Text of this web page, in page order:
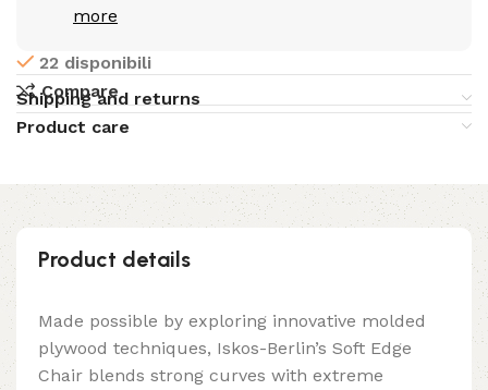
more
22 disponibili
Compare
Shipping and returns
Product care
Product details
Made possible by exploring innovative molded
plywood techniques, Iskos-Berlin’s Soft Edge
Chair blends strong curves with extreme